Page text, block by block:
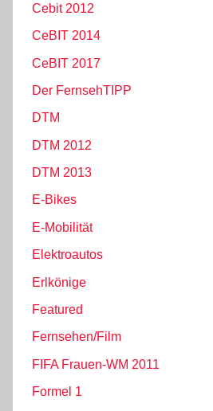
Cebit 2012
CeBIT 2014
CeBIT 2017
Der FernsehTIPP
DTM
DTM 2012
DTM 2013
E-Bikes
E-Mobilität
Elektroautos
Erlkönige
Featured
Fernsehen/Film
FIFA Frauen-WM 2011
Formel 1